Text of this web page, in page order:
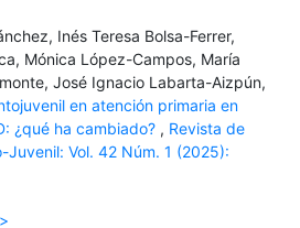
Inés Teresa Bolsa-Ferrer,
Mónica López-Campos, María
José Ignacio Labarta-Aizpún,
en atención primaria en
¿qué ha cambiado? , Revista de
Juvenil: Vol. 42 Núm. 1 (2025):